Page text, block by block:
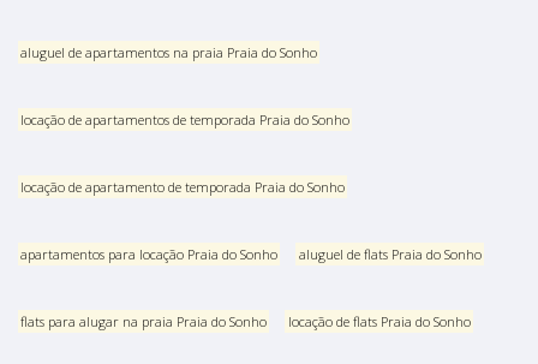
aluguel de apartamentos na praia Praia do Sonho
locação de apartamentos de temporada Praia do Sonho
locação de apartamento de temporada Praia do Sonho
apartamentos para locação Praia do Sonho aluguel de flats Praia do Sonho
flats para alugar na praia Praia do Sonho locação de flats Praia do Sonho